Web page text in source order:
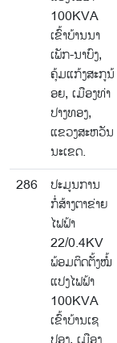
100KVA
ເຂົ້າບ້ານນາ
ເພັກ-ນາບົງ,
ຄຸ້ມແກ້ງສະກູນ້
ອຍ, ເມືອງທ່າ
ປາງທອງ,
ແຂວງສະຫວັນ
ນະເຂດ.
286
ປະມູນການ
ກໍ່ສ້າງຕາຂ່າຍ
ໄຟຟ້າ
22/0.4KV
ພ້ອມຕິດຕັ້ງໝໍ້
ແປງໄຟຟ້າ
100KVA
ເຂົ້າບ້ານເຊ